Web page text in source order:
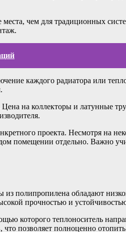
чем для традиционных
каждого радиатора или
на коллекторы и латунные
проекта. Несмотря на
помещении отдельно. Важно
полипропилена обладают
прочностью и
которого теплоноситель
позволяет полноценно